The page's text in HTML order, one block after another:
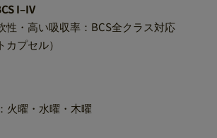
I–IV
性・高い吸収率：BCS全クラス対応
プセル）
火曜・水曜・木曜